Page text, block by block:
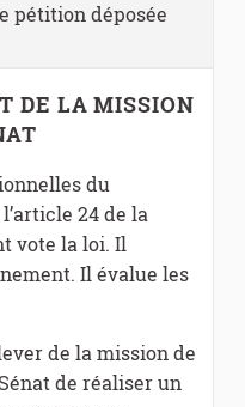
pétition déposée
DE LA MISSION
du
24 de la
vote la loi. Il
Il évalue les
de la mission de
de réaliser un